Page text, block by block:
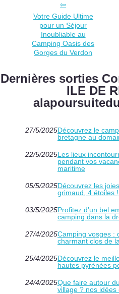
Votre Guide Ultime
pour un Séjour
Inoubliable au
Camping Oasis des
Gorges du Verdon
Dernières sorties
ILE DE
27/5/2025Découvrez le
bretagne au
22/5/2025Les lieux
pendant vos
maritime
05/5/2025Découvrez les
grimaud, 4 étoiles !
03/5/2025Profitez d’un bel
camping dans la
27/4/2025Camping vosges :
charmant clos de
25/4/2025Découvrez le
hautes pyrénées
24/4/2025Que faire autour
village ? nos idées